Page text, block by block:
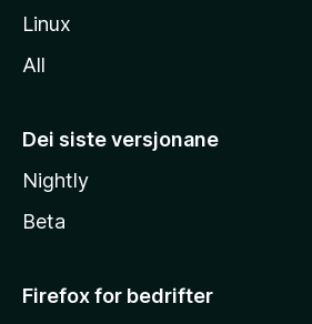
Linux
All
Dei siste versjonane
Nightly
Beta
Firefox for bedrifter